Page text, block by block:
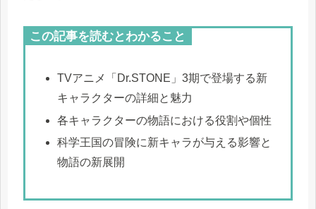
この記事を読むとわかること
TVアニメ「Dr.STONE」3期で登場する新
キャラクターの詳細と魅力
各キャラクターの物語における役割や個性
科学王国の冒険に新キャラが与える影響と
物語の新展開